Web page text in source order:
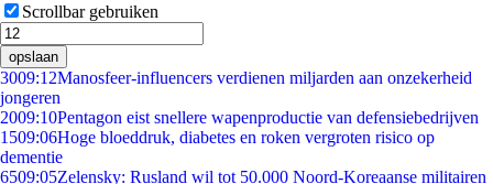
Scrollbar gebruiken
opslaan
3009:12Manosfeer-influencers verdienen miljarden aan onzekerheid
jongeren
2009:10Pentagon eist snellere wapenproductie van defensiebedrijven
1509:06Hoge bloeddruk, diabetes en roken vergroten risico op
dementie
6509:05Zelensky: Rusland wil tot 50.000 Noord-Koreaanse militairen